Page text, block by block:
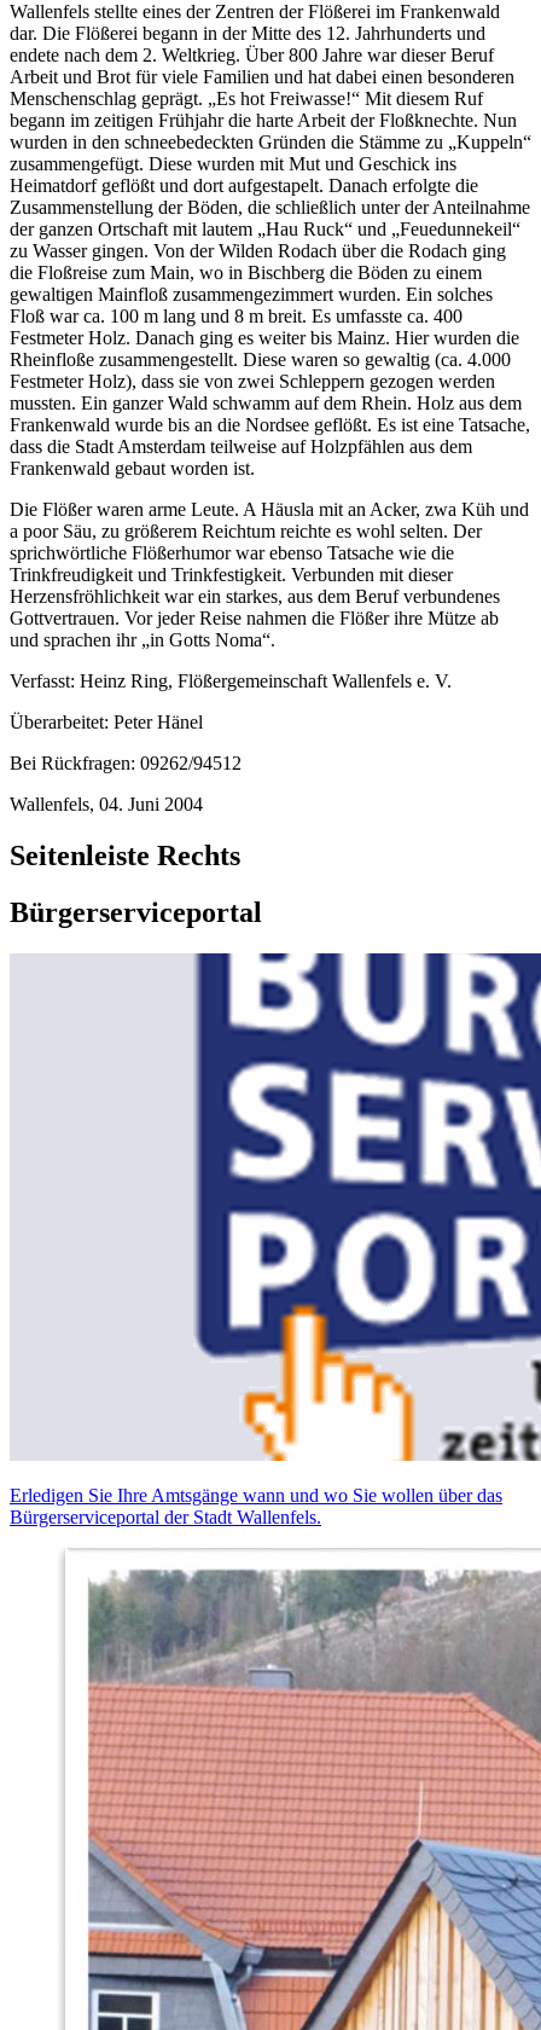
Wallenfels stellte eines der Zentren der Flößerei im Frankenwald
dar. Die Flößerei begann in der Mitte des 12. Jahrhunderts und
endete nach dem 2. Weltkrieg. Über 800 Jahre war dieser Beruf
Arbeit und Brot für viele Familien und hat dabei einen besonderen
Menschenschlag geprägt. „Es hot Freiwasse!“ Mit diesem Ruf
begann im zeitigen Frühjahr die harte Arbeit der Floßknechte. Nun
wurden in den schneebedeckten Gründen die Stämme zu „Kuppeln“
zusammengefügt. Diese wurden mit Mut und Geschick ins
Heimatdorf geflößt und dort aufgestapelt. Danach erfolgte die
Zusammenstellung der Böden, die schließlich unter der Anteilnahme
der ganzen Ortschaft mit lautem „Hau Ruck“ und „Feuedunnekeil“
zu Wasser gingen. Von der Wilden Rodach über die Rodach ging
die Floßreise zum Main, wo in Bischberg die Böden zu einem
gewaltigen Mainfloß zusammengezimmert wurden. Ein solches
Floß war ca. 100 m lang und 8 m breit. Es umfasste ca. 400
Festmeter Holz. Danach ging es weiter bis Mainz. Hier wurden die
Rheinfloße zusammengestellt. Diese waren so gewaltig (ca. 4.000
Festmeter Holz), dass sie von zwei Schleppern gezogen werden
mussten. Ein ganzer Wald schwamm auf dem Rhein. Holz aus dem
Frankenwald wurde bis an die Nordsee geflößt. Es ist eine Tatsache,
dass die Stadt Amsterdam teilweise auf Holzpfählen aus dem
Frankenwald gebaut worden ist.
Die Flößer waren arme Leute. A Häusla mit an Acker, zwa Küh und
a poor Säu, zu größerem Reichtum reichte es wohl selten. Der
sprichwörtliche Flößerhumor war ebenso Tatsache wie die
Trinkfreudigkeit und Trinkfestigkeit. Verbunden mit dieser
Herzensfröhlichkeit war ein starkes, aus dem Beruf verbundenes
Gottvertrauen. Vor jeder Reise nahmen die Flößer ihre Mütze ab
und sprachen ihr „in Gotts Noma“.
Verfasst: Heinz Ring, Flößergemeinschaft Wallenfels e. V.
Überarbeitet: Peter Hänel
Bei Rückfragen: 09262/94512
Wallenfels, 04. Juni 2004
Seitenleiste Rechts
Bürgerserviceportal
Erledigen Sie Ihre Amtsgänge wann und wo Sie wollen über das
Bürgerserviceportal der Stadt Wallenfels.